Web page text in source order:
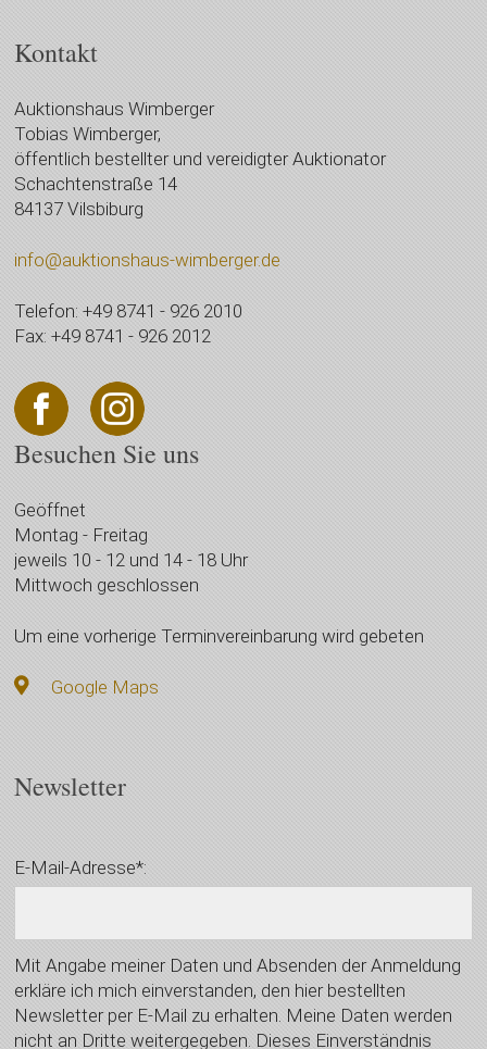
Kontakt
Auktionshaus Wimberger
Tobias Wimberger,
öffentlich bestellter und vereidigter Auktionator
Schachtenstraße 14
84137 Vilsbiburg
info@auktionshaus-wimberger.de
Telefon: +49 8741 - 926 2010
Fax: +49 8741 - 926 2012
Besuchen Sie uns
Geöffnet
Montag - Freitag
jeweils 10 - 12 und 14 - 18 Uhr
Mittwoch geschlossen
Um eine vorherige Terminvereinbarung wird gebeten
Google Maps
Newsletter
E-Mail-Adresse*:
Mit Angabe meiner Daten und Absenden der Anmeldung
erkläre ich mich einverstanden, den hier bestellten
Newsletter per E-Mail zu erhalten. Meine Daten werden
nicht an Dritte weitergegeben. Dieses Einverständnis